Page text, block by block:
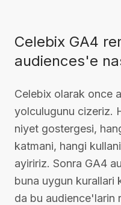
Celebix GA4
audiences'e
Celebix olarak once
yolculugunu cizeriz.
niyet gostergesi,
katmani, hangi
ayiririz. Sonra GA4
buna uygun kurallari
da bu audience'larin